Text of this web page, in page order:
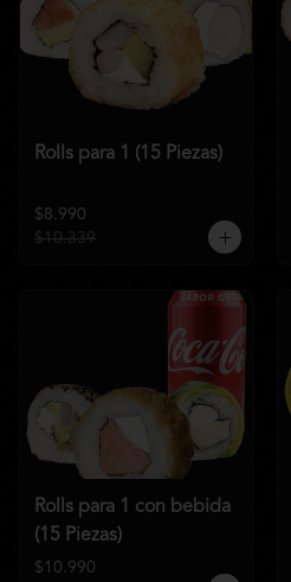
Rolls para 1 (15 Piezas)
$8.990
$10.339
Rolls para 1 con bebida
(15 Piezas)
$10.990